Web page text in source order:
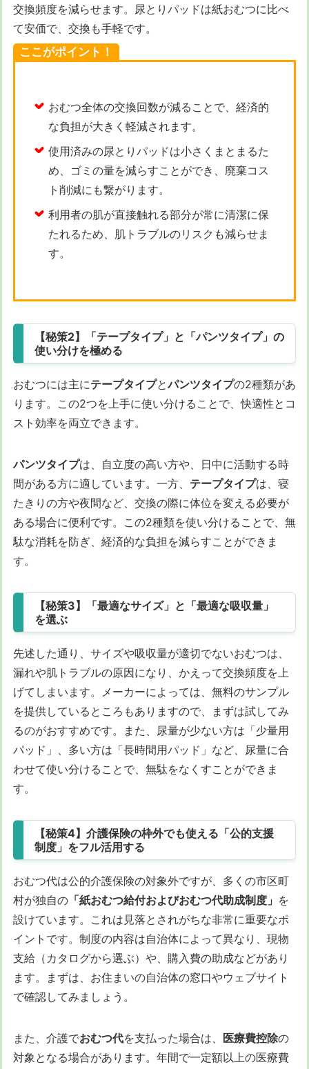
交換頻度を減らせます。尿とりパッドは紙おむつに比べ
て安価で、交換も手軽です。
ここがポイント！
おむつ全体の交換回数が減ることで、経済的
な負担が大きく軽減されます。
使用済みの尿とりパッドは小さくまとまるた
め、ゴミの量を減らすことができ、廃棄コス
ト削減にも繋がります。
利用者の肌が直接触れる部分が常に清潔に保
たれるため、肌トラブルのリスクも減らせま
す。
【秘策2】「テープタイプ」と「パンツタイプ」の
使い分けを極める
おむつには主にテープタイプとパンツタイプの2種類があ
ります。この2つを上手に使い分けることで、快適性とコ
スト効率を両立できます。
パンツタイプは、自立度の高い方や、日中に活動する時
間がある方に適しています。一方、 テープタイプは、寝
たきりの方や夜間など、交換の際に体位を変える必要が
ある場合に便利です。この2種類を使い分けることで、無
駄な消耗を防ぎ、経済的な負担を減らすことができま
す。
【秘策3】「最適なサイズ」と「最適な吸収量」
を選ぶ
先述した通り、サイズや吸収量が適切でないおむつは、
漏れや肌トラブルの原因になり、かえって交換頻度を上
げてしまいます。メーカーによっては、無料のサンプル
を提供しているところもありますので、まずは試してみ
るのがおすすめです。また、尿量が少ない方は「少量用
パッド」、多い方は「長時間用パッド」など、尿量に合
わせて使い分けることで、無駄をなくすことができま
す。
【秘策4】介護保険の枠外でも使える「公的支援
制度」をフル活用する
おむつ代は公的介護保険の対象外ですが、多くの市区町
村が独自の 「紙おむつ給付およびおむつ代助成制度」 を
設けています。これは見落とされがちな非常に重要なポ
イントです。制度の内容は自治体によって異なり、現物
支給（カタログから選ぶ）や、購入費の助成などがあり
ます。まずは、お住まいの自治体の窓口やウェブサイト
で確認してみましょう。
また、介護でおむつ代を支払った場合は、 医療費控除の
対象となる場合があります。年間で一定額以上の医療費